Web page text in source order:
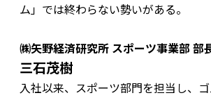
ム」では終わらない勢いがある。
㈱矢野経済研究所 スポーツ事業部 部
三石茂樹
入社以来、スポーツ部門を担当し、